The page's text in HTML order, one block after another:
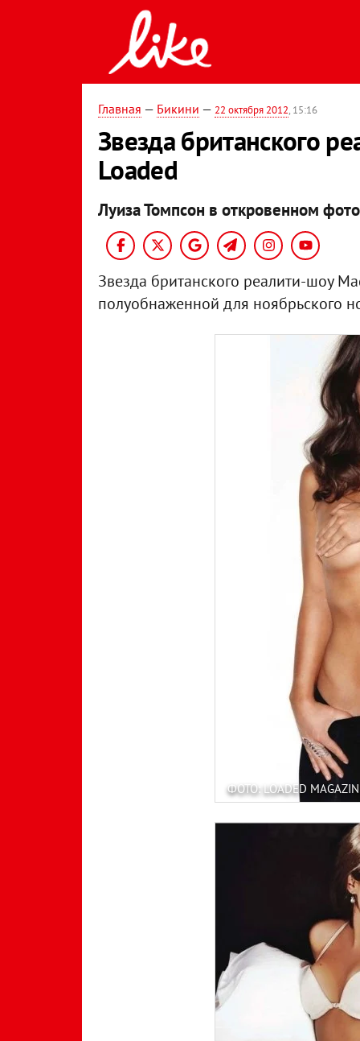
Главная — Бикини — 22 октября 2012, 15:16
Звезда британского
Loaded
Луиза Томпсон в откровенном
Звезда британского реалити-шоу
полуобнаженной для ноябрьского
ФОТО: LOADED